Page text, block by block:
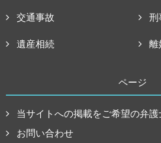
交通事故 刑
遺産相続 離
ページ
当サイトへの掲載をご希望の弁
お問い合わせ